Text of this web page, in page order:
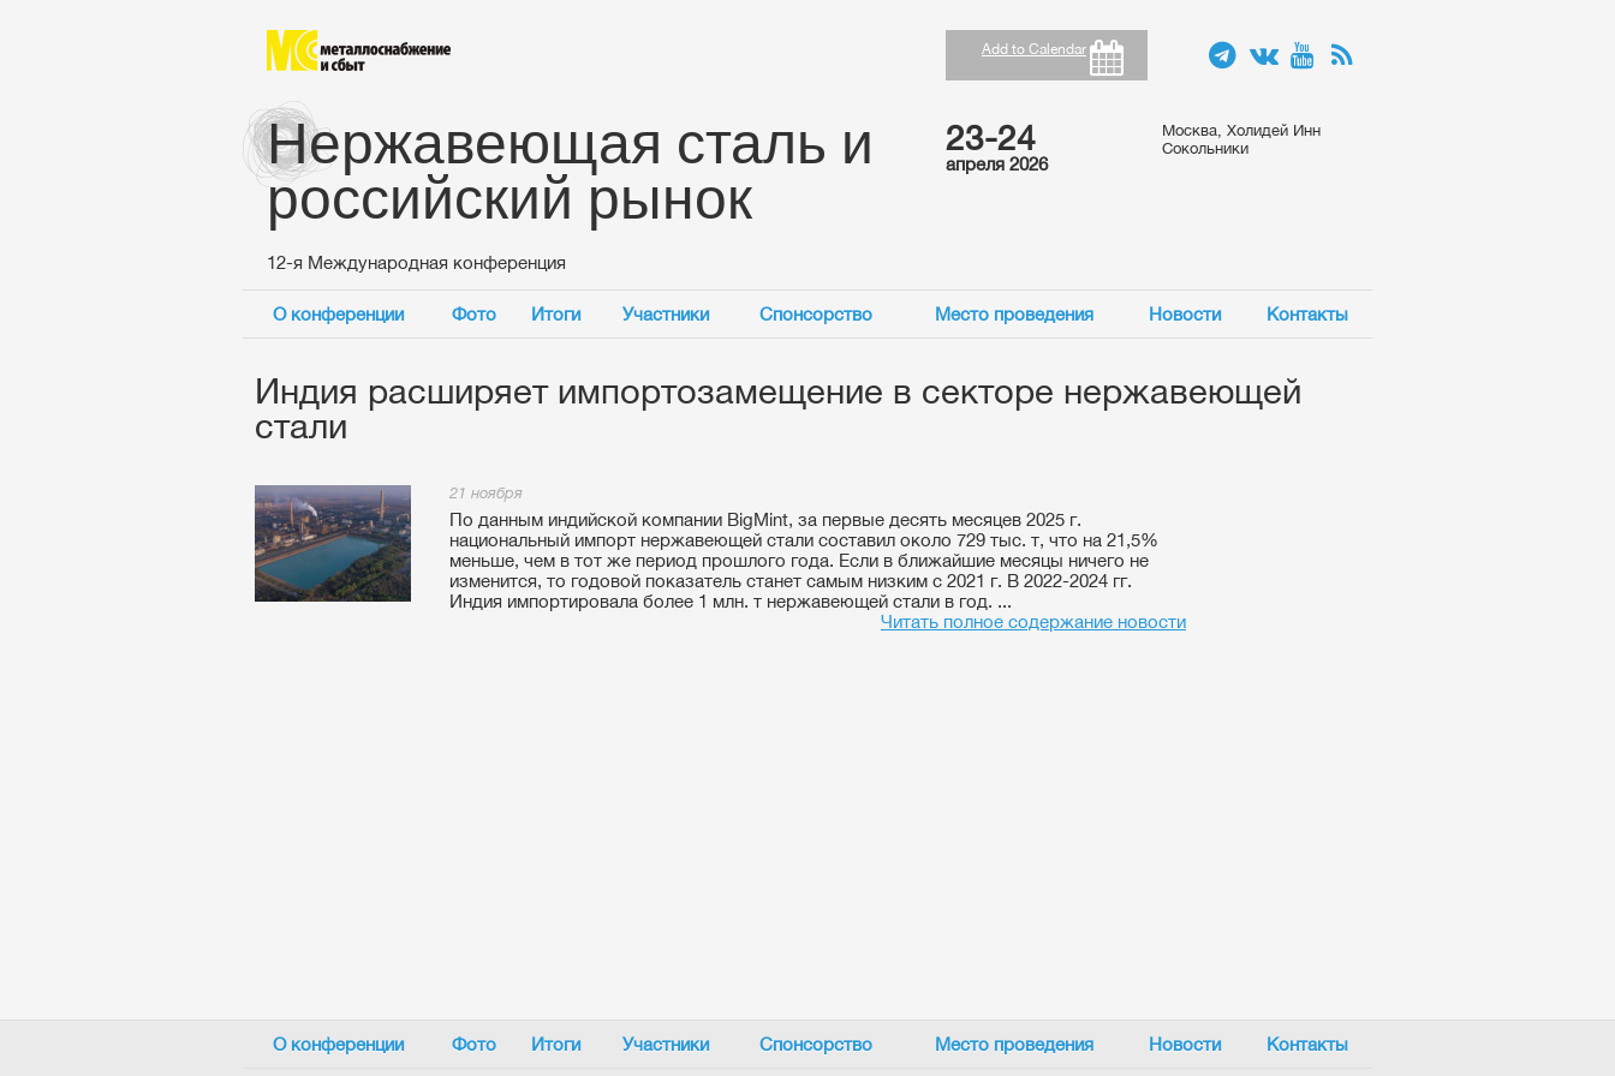
Add to Calendar
Нержавеющая сталь и
российский рынок
12-я Международная конференция
23-24
апреля 2026
Москва, Холидей Инн
Сокольники
О конференции Фото Итоги Участники Спонсорство Место проведения Новости Контакты
Индия расширяет импортозамещение в секторе нержавеющей
стали
21 ноября
По данным индийской компании BigMint, за первые десять месяцев 2025 г.
национальный импорт нержавеющей стали составил около 729 тыс. т, что на 21,5%
меньше, чем в тот же период прошлого года. Если в ближайшие месяцы ничего не
изменится, то годовой показатель станет самым низким с 2021 г. В 2022-2024 гг.
Индия импортировала более 1 млн. т нержавеющей стали в год. ...
Читать полное содержание новости
О конференции Фото Итоги Участники Спонсорство Место проведения Новости Контакты